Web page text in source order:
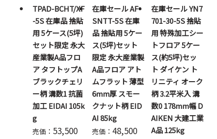
TPAD-BCHT/XF
-5S 在庫品 捨貼
用 5ケース(5坪)
セット限定 永大
産業製A品フロ
ア タフトップA
ブラックチェリ
ー柄 溝数1 抗菌
加工 EIDAI 105k
g
売価： 53,500
在庫セール AF-
SNTT-5S 在庫
品 捨貼用 5ケー
ス(5坪)セット
限定 永大産業製
A品フロア アト
ムフラット 薄型
6mm厚 スモー
クナット柄 EID
AI 85kg
売価： 48,500
在庫セール YN7
701-30-5S 捨貼
用 特殊加工シー
トフロア 5ケー
ス(約5坪)セッ
ト ダイケン ト
リニティ オーク
柄 3.2平米入 溝
数0 178mm幅 D
AIKEN 大建工業
A品 125kg